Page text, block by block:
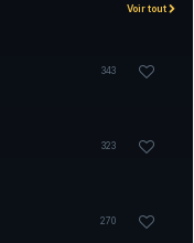
Voir tout
343
323
270